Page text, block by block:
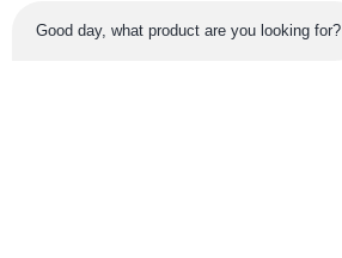
09:00-19:00
Good day, what product are you looking for?